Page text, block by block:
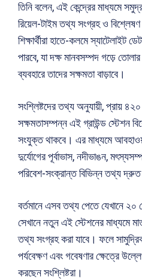
তিনি বলেন, এই কেন্দ্রের মাধ্যমে
রিয়েল-টাইম তথ্য সংগ্রহ ও
শিক্ষার্থীরা হাতে-কলমে স্যাটেলাইট
পারবে, যা দক্ষ মানবসম্পদ গড়ে
ব্যবহারে তাদের সক্ষমতা বাড়াবে।
সংশ্লিষ্টদের তথ্য অনুযায়ী, প্রায়
সক্ষমতাসম্পন্ন এই গ্রাউন্ড স্টেশন
সংযুক্ত থাকবে। এর মাধ্যমে
দুর্যোগের পূর্বাভাস, নদীভাঙন,
পরিবেশ-সংক্রান্ত বিভিন্ন তথ্য
বর্তমানে এসব তথ্য পেতে যেখানে
সেখানে নতুন এই স্টেশনের মাধ্যমে
তথ্য সংগ্রহ করা যাবে। ফলে
পর্যবেক্ষণ এবং গবেষণার ক্ষেত্রে
করছেন সংশ্লিষ্টরা।